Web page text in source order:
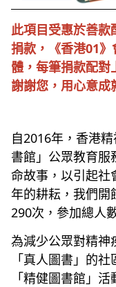
此項目受惠於善款
捐款，《香港01
體，每筆捐款配對
謝謝您，用心意成
自2016年，香港
書館」公眾教育服
命故事，以引起社
年的耕耘，我們開
290次，參加總人
為減少公眾對精神
「真人圖書」的
「精健圖書館」